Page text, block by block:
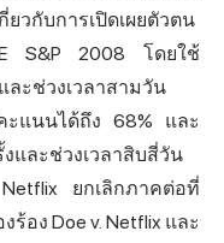
วกับการเปิดเผยตัวตน
S&P 2008 โดยใช้
ะช่วงเวลาสามวัน
ะแนนได้ถึง 68% และ
และช่วงเวลาสิบสี่วัน
ยกเลิกภาคต่อที่
อง Doe v. Netflix และ